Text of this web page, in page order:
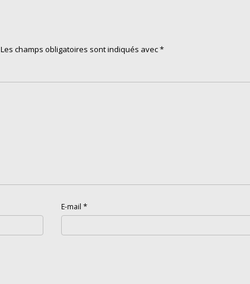
Les champs obligatoires sont indiqués avec*
E-mail *